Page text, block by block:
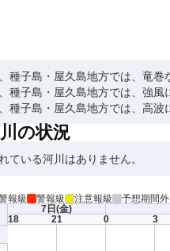
種子島・屋久島地方では、竜巻
種子島・屋久島地方では、強風
種子島・屋久島地方では、高波
の状況
ている河川はありません。
報級 警報級 注意報級
予想期間外
7日 (金)
18
21
0
3